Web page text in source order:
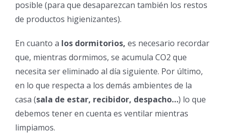
posible (para que desaparezcan también los restos
de productos higienizantes).
En cuanto a los dormitorios, es necesario recordar
que, mientras dormimos, se acumula CO2 que
necesita ser eliminado al día siguiente. Por último,
en lo que respecta a los demás ambientes de la
casa (sala de estar, recibidor, despacho…) lo que
debemos tener en cuenta es ventilar mientras
limpiamos.